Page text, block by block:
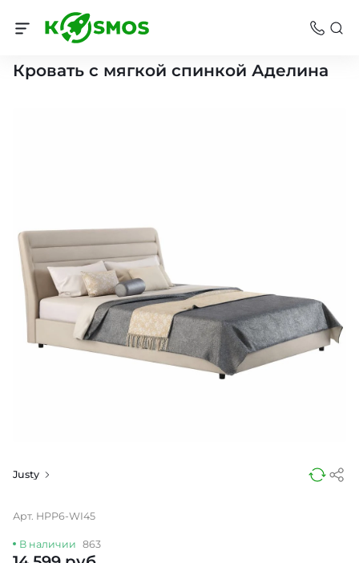
Кровати
Кровать с мягкой спинкой Аделина
Justy
Арт. HPP6-WI45
В наличии 863